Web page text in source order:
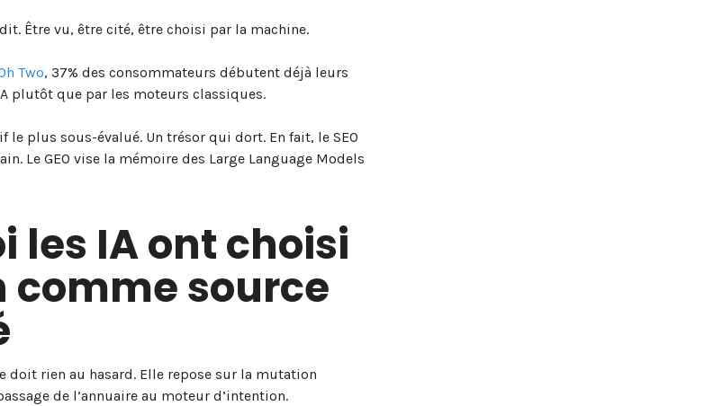
Être vu, être cité, être choisi par la machine.
Two, 37% des consommateurs débutent déjà leurs
plutôt que par les moteurs classiques.
le plus sous-évalué. Un trésor qui dort. En fait, le SEO
Le GEO vise la mémoire des Large Language Models
les IA ont choisi
comme source
doit rien au hasard. Elle repose sur la mutation
de l’annuaire au moteur d’intention.